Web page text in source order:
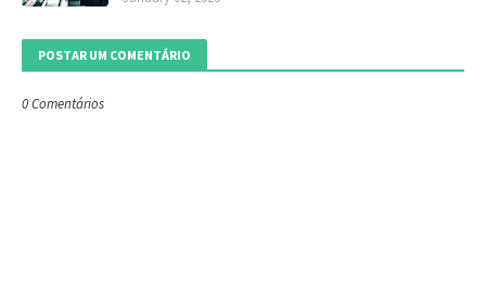
POSTAR UM COMENTÁRIO
0 Comentários